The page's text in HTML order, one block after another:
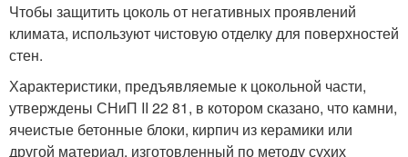
Чтобы защитить цоколь от негативных проявлений
климата, используют чистовую отделку для поверхностей
стен.
Характеристики, предъявляемые к цокольной части,
утверждены СНиП II 22 81, в котором сказано, что камни,
ячеистые бетонные блоки, кирпич из керамики или
другой материал, изготовленный по методу сухих